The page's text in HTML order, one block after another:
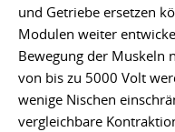
und Getriebe ersetzen
Modulen weiter
Bewegung der Muskeln
von bis zu 5000 Volt
wenige Nischen
vergleichbare